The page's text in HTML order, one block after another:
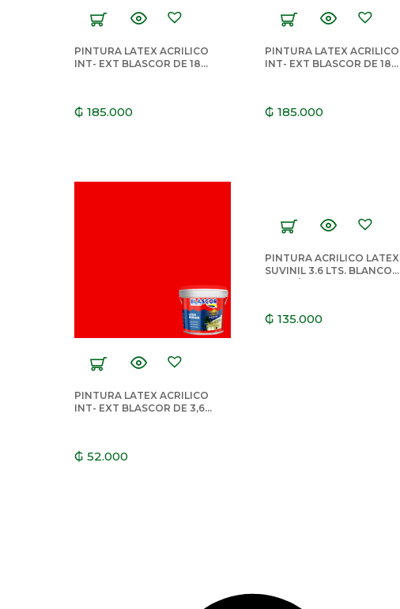
PINTURA LATEX ACRILICO
INT- EXT BLASCOR DE 18
₲ 185.000
PINTURA LATEX ACRILICO
INT- EXT BLASCOR DE 18
₲ 185.000
PINTURA LATEX ACRILICO
INT- EXT BLASCOR DE 3,6
₲ 52.000
PINTURA ACRILICO LATEX
SUVINIL 3.6 LTS. BLANCO
₲ 135.000